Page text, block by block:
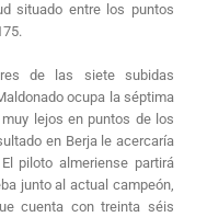
situado entre los puntos
de las siete subidas
ocupa la séptima
lejos en puntos de los
en Berja le acercaría
piloto almeriense partirá
junto al actual campeón,
cuenta con treinta séis